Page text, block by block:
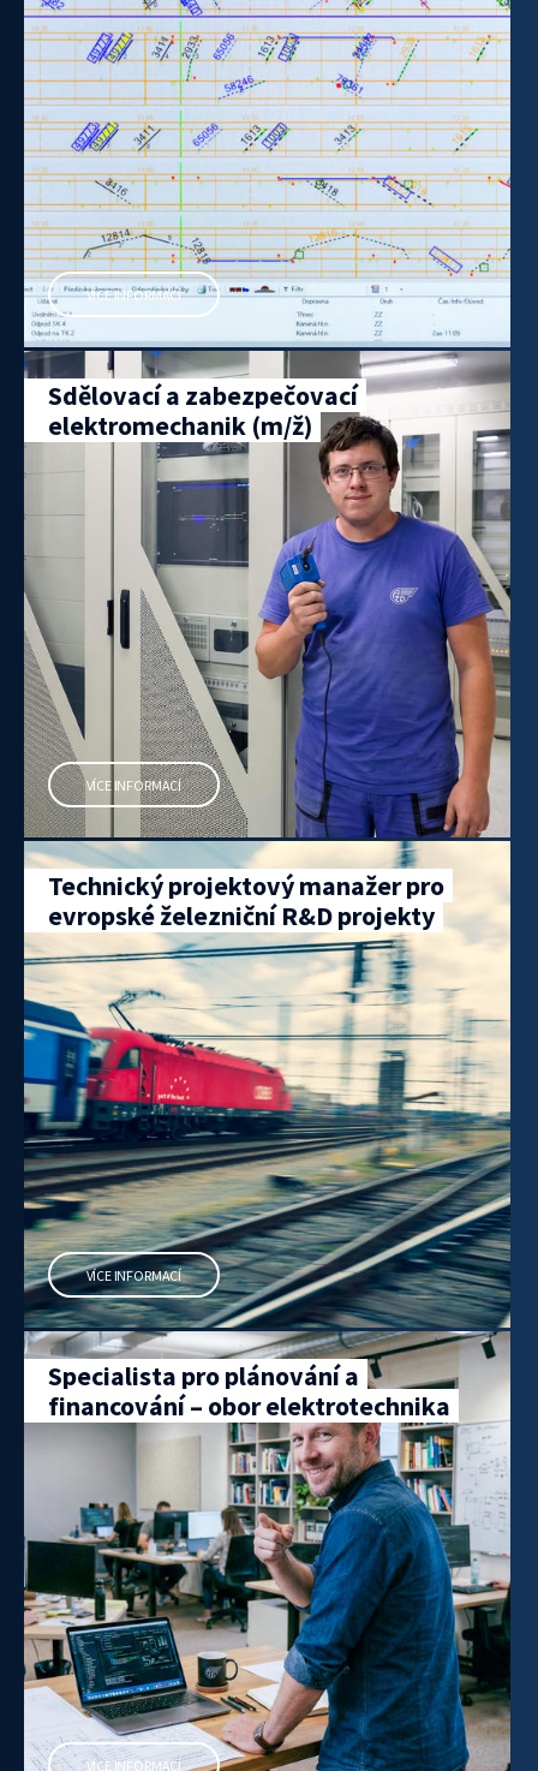
VÍCE INFORMACÍ
Sdělovací a zabezpečovací
elektromechanik (m/ž)
VÍCE INFORMACÍ
Technický projektový manažer pro
evropské železniční R&D projekty
VÍCE INFORMACÍ
Specialista pro plánování a
financování – obor elektrotechnika
VÍCE INFORMACÍ